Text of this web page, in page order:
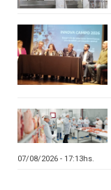
07/08/2026 - 17:13hs.